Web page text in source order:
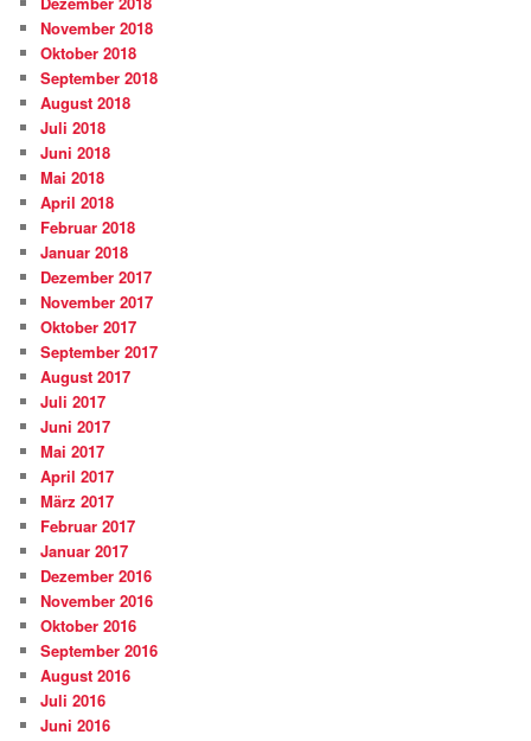
November 2018
Oktober 2018
September 2018
August 2018
Juli 2018
Juni 2018
Mai 2018
April 2018
Februar 2018
Januar 2018
Dezember 2017
November 2017
Oktober 2017
September 2017
August 2017
Juli 2017
Juni 2017
Mai 2017
April 2017
März 2017
Februar 2017
Januar 2017
Dezember 2016
November 2016
Oktober 2016
September 2016
August 2016
Juli 2016
Juni 2016